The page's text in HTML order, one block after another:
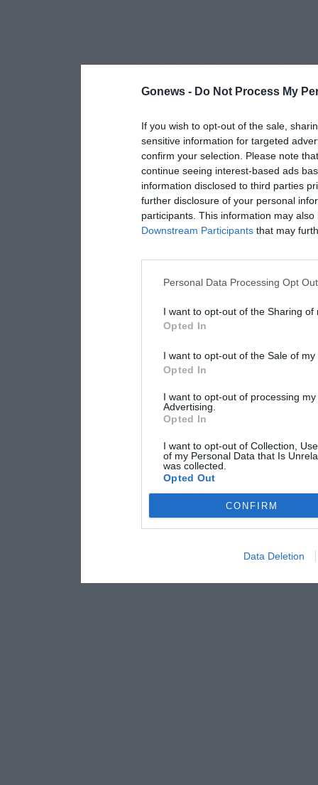
Gonews - Do Not Process My
If you wish to opt-out of the sale,
sensitive information for targeted
confirm your selection. Please note
continue seeing interest-based ads
information disclosed to third parties
further disclosure of your personal
participants. This information may
Downstream Participants that may
Personal Data Processing Opt
I want to opt-out of the Sharing of
Opted In
I want to opt-out of the Sale of
Opted In
I want to opt-out of processing
Advertising.
Opted In
I want to opt-out of Collection,
of my Personal Data that Is
was collected.
Opted Out
CONFIRM
Data Deletion